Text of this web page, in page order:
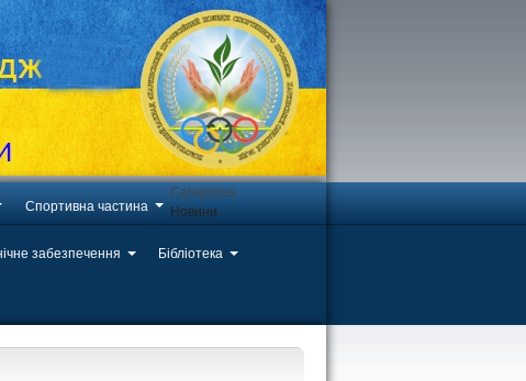
Спортивна частина
забезпечення Бібліотека
Categories
Новини